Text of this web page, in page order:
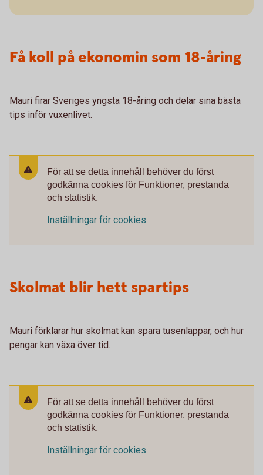
Få koll på ekonomin som 18-åring
Mauri firar Sveriges yngsta 18-åring och delar sina bästa
tips inför vuxenlivet.
För att se detta innehåll behöver du först
godkänna cookies för Funktioner, prestanda
och statistik.
Inställningar för cookies
Skolmat blir hett spartips
Mauri förklarar hur skolmat kan spara tusenlappar, och hur
pengar kan växa över tid.
För att se detta innehåll behöver du först
godkänna cookies för Funktioner, prestanda
och statistik.
Inställningar för cookies